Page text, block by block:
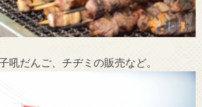
吼だんご、チヂミの販売など。